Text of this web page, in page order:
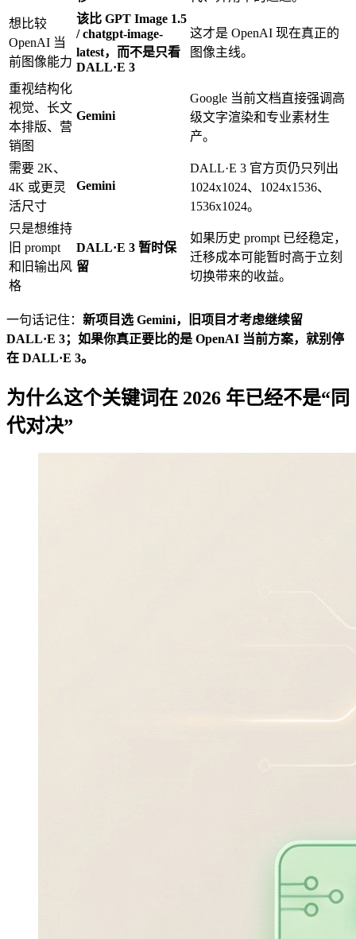
想比较
OpenAI 当
前图像能力
该比 GPT Image 1.5
/ chatgpt-image-
latest，而不是只看
DALL·E 3
这才是 OpenAI 现在真正的
图像主线。
重视结构化
视觉、长文
本排版、营
销图
Gemini
Google 当前文档直接强调高
级文字渲染和专业素材生
产。
需要 2K、
4K 或更灵
活尺寸
Gemini
DALL·E 3 官方页仍只列出
1024x1024、1024x1536、
1536x1024。
只是想维持
旧 prompt
和旧输出风
格
DALL·E 3 暂时保
留
如果历史 prompt 已经稳定，
迁移成本可能暂时高于立刻
切换带来的收益。
一句话记住： 新项目选 Gemini，旧项目才考虑继续留
DALL·E 3；如果你真正要比的是 OpenAI 当前方案，就别停
在 DALL·E 3。
为什么这个关键词在 2026 年已经不是“同
代对决”